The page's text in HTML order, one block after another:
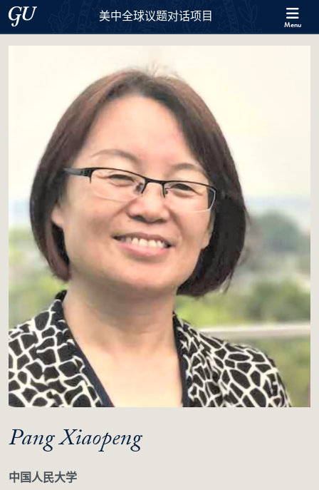
Skip to 美中全球议题对话项目 Full Site Menu
Skip to main content
Georgetown University美中全球议题对话项目 Menu
Pang Xiaopeng
中国人民大学